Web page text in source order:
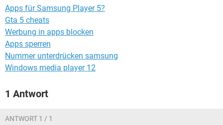
Apps für Samsung Player 5?
Gta 5 cheats
Werbung in apps blocken
Apps sperren
Nummer unterdrücken samsung
Windows media player 12
1 Antwort
ANTWORT 1 / 1